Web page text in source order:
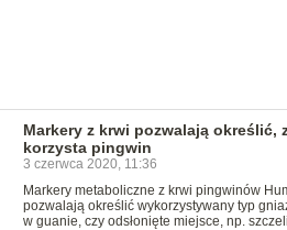
Markery z krwi pozwalają określić,
korzysta pingwin
3 czerwca 2020, 11:36
Markery metaboliczne z krwi pingwinów
pozwalają określić wykorzystywany typ
w guanie, czy odsłonięte miejsce, np.